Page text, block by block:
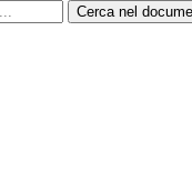
Cerca nel